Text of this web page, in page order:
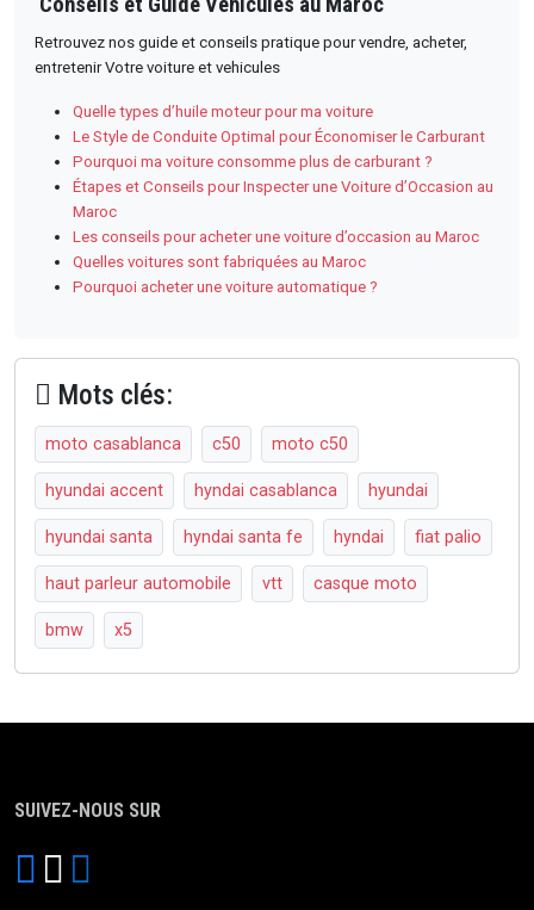
Retrouvez nos guide et conseils pratique pour vendre, acheter,
entretenir Votre voiture et vehicules
Quelle types d’huile moteur pour ma voiture
Le Style de Conduite Optimal pour Économiser le Carburant
Pourquoi ma voiture consomme plus de carburant ?
Étapes et Conseils pour Inspecter une Voiture d’Occasion au
Maroc
Les conseils pour acheter une voiture d’occasion au Maroc
Quelles voitures sont fabriquées au Maroc
Pourquoi acheter une voiture automatique ?
Mots clés:
moto casablanca c50 moto c50
hyundai accent hyndai casablanca hyundai
hyundai santa hyndai santa fe hyndai fiat palio
haut parleur automobile vtt casque moto
bmw x5
SUIVEZ-NOUS SUR